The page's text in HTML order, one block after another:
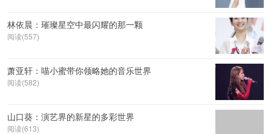
林依晨：璀璨星空中最闪耀的那一颗
阅读(557)
萧亚轩：喵小蜜带你领略她的音乐世界
阅读(582)
山口葵：演艺界的新星的多彩世界
阅读(613)